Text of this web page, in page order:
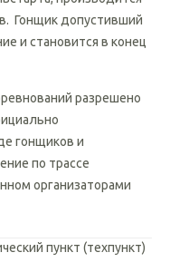
гудка или
производится
Гонщик допустивший
и становится в конец
разрешено
гонщиков и
по трассе
организаторами